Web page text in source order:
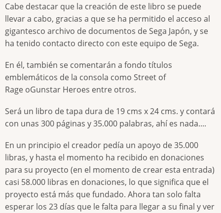
Cabe destacar que la creación de este libro se puede
llevar a cabo, gracias a que se ha permitido el acceso al
gigantesco archivo de documentos de Sega Japón, y se
ha tenido contacto directo con este equipo de Sega.
En él, también se comentarán a fondo títulos
emblemáticos de la consola como Street of
Rage oGunstar Heroes entre otros.
Será un libro de tapa dura de 19 cms x 24 cms. y contará
con unas 300 páginas y 35.000 palabras, ahí es nada....
En un principio el creador pedía un apoyo de 35.000
libras, y hasta el momento ha recibido en donaciones
para su proyecto (en el momento de crear esta entrada)
casi 58.000 libras en donaciones, lo que significa que el
proyecto está más que fundado. Ahora tan solo falta
esperar los 23 días que le falta para llegar a su final y ver